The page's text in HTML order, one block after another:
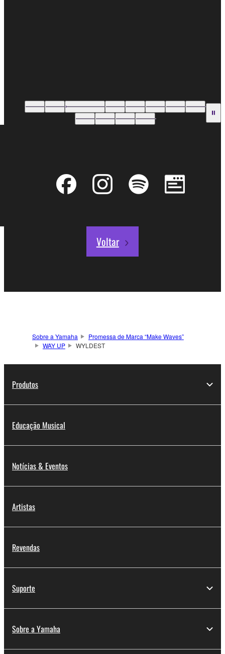
Voltar
Sobre a Yamaha
Promessa de Marca “Make Waves”
WAY UP
WYLDEST
Produtos
Educação Musical
Notícias & Eventos
Artistas
Revendas
Suporte
Sobre a Yamaha